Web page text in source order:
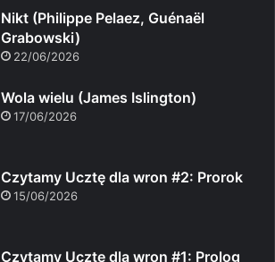
Nikt (Philippe Pelaez, Guénaël
Grabowski)
22/06/2026
Wola wielu (James Islington)
17/06/2026
Czytamy Ucztę dla wron #2: Prorok
15/06/2026
Czytamy Ucztę dla wron #1: Prolog